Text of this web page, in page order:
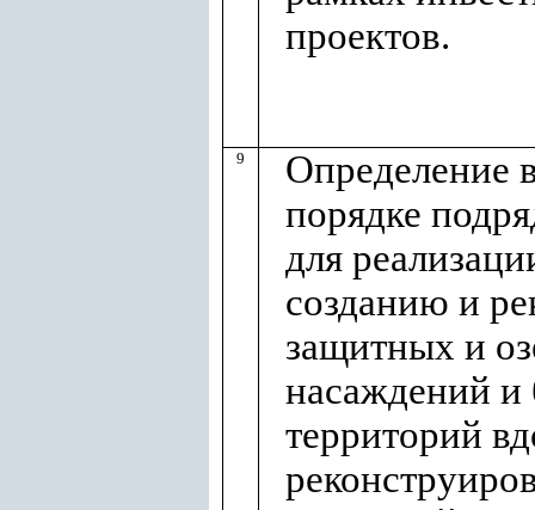
проектов.
9
Определение
порядке
для
созданию и
защитных и
насаждений и
территорий